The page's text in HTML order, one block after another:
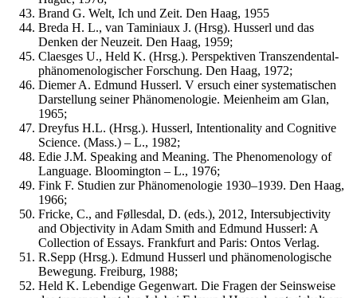
Brand G. Welt, Ich und Zeit. Den Haag, 1955
Breda H. L., van Taminiaux J. (Hrsg). Husserl und das
Denken der Neuzeit. Den Haag, 1959;
Claesges U., Held K. (Hrsg.). Perspektiven Transzendental-
phänomenologischer Forschung. Den Haag, 1972;
Diemer A. Edmund Husserl. V ersuch einer systematischen
Darstellung seiner Phänomenologie. Meienheim am Glan,
1965;
Dreyfus H.L. (Hrsg.). Husserl, Intentionality and Cognitive
Science. (Mass.) – L., 1982;
Edie J.M. Speaking and Meaning. The Phenomenology of
Language. Bloomington – L., 1976;
Fink F. Studien zur Phänomenologie 1930–1939. Den Haag,
1966;
Fricke, C., and Føllesdal, D. (eds.), 2012, Intersubjectivity
and Objectivity in Adam Smith and Edmund Husserl: A
Collection of Essays. Frankfurt and Paris: Ontos Verlag.
R.Sepp (Hrsg.). Edmund Husserl und phänomenologische
Bewegung. Freiburg, 1988;
Held K. Lebendige Gegenwart. Die Fragen der Seinsweise